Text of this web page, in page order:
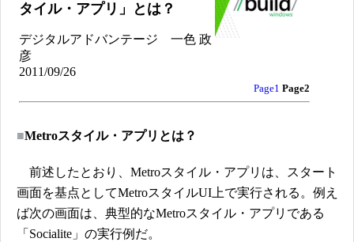
タイル・アプリ」とは？
デジタルアドバンテージ 一色 政
彦
2011/09/26
Page1 Page2
■Metroスタイル・アプリとは？
前述したとおり、Metroスタイル・アプリは、スタート
画面を基点としてMetroスタイルUI上で実行される。例え
ば次の画面は、典型的なMetroスタイル・アプリである
「Socialite」の実行例だ。